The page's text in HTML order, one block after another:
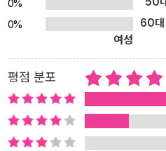
무 왕성해서 다른 아이들과 섞이지
열네 살 소녀 조냐가, 아버지의 폭
수 없이 외톨이가 되어 버린 또래 친
을 열고 상처를 보듬어 가는 과정을 정밀
‘너’, 그리고 ‘우리’ _ 관계 맺기의
층으로 퍼지게 되면 사회 문제로 대
살아가는 마음가짐이 둔화되어, 친
0%
0%
60대
여성
평점 분포